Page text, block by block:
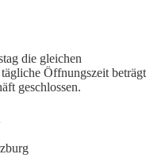
die gleichen
Öffnungszeit beträgt
geschlossen.